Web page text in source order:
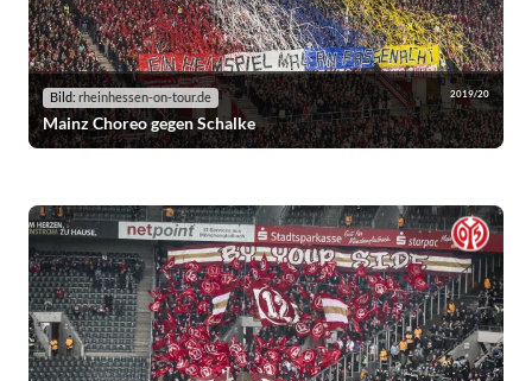
Bild: rheinhessen-on-tour.de 2019/20
Mainz Choreo gegen Schalke